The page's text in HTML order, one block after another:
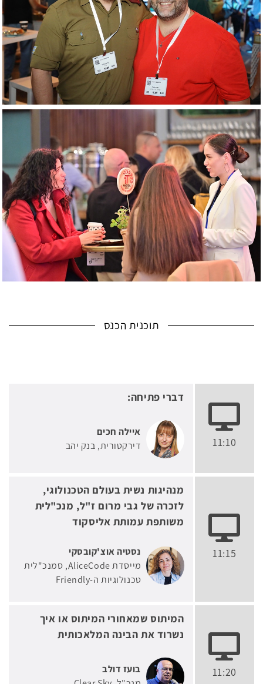
תוכנית הכנס
11:10
דברי פתיחה:
איילה חכים
דירקטורית בנק יהב
11:15
מנהיגות נשית בעולם הטכנולוגי,
לזכרה של גבי מרום ז"ל, מנכ"לית
משותפת עמותת אליסקוד
נסטיה אוצ'קובסקי
מייסדת AliceCode, סמנכ"לית
טכנולוגיות ה-Friendly
11:20
המיתוס שמאחורי המיתוס או איך
נשרוד את הבינה המלאכותית
בועז דולב